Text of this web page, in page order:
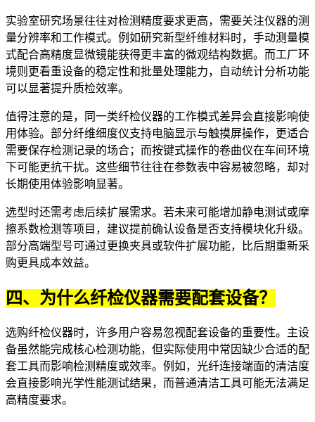
实验室研究场景往往对检测精度要求更高，需要关注仪器的测
量分辨率和工作模式。例如研究新型纤维材料时，手动测量模
式配合高精度显微镜能获得更丰富的微观结构数据。而工厂环
境则更看重设备的稳定性和批量处理能力，自动统计分析功能
可以显著提升质检效率。
值得注意的是，同一类纤检仪器的工作模式差异会直接影响使
用体验。部分纤维细度仪支持电脑显示与触摸屏操作，更适合
需要保存检测记录的场合；而按键式操作的卷曲仪在车间环境
下可能更抗干扰。这些细节往往在参数表中容易被忽略，却对
长期使用体验影响显著。
选型时还需考虑后续扩展需求。若未来可能增加静电测试或摩
擦系数检测等项目，建议提前确认设备是否支持模块化升级。
部分高端型号可通过更换夹具或软件扩展功能，比后期重新采
购更具成本效益。
四、为什么纤检仪器需要配套设备？
选购纤检仪器时，许多用户容易忽视配套设备的重要性。主设
备虽然能完成核心检测功能，但实际使用中常因缺少合适的配
套工具而影响检测精度或效率。例如，光纤连接端面的清洁度
会直接影响光学性能测试结果，而普通清洁工具可能无法满足
高精度要求。